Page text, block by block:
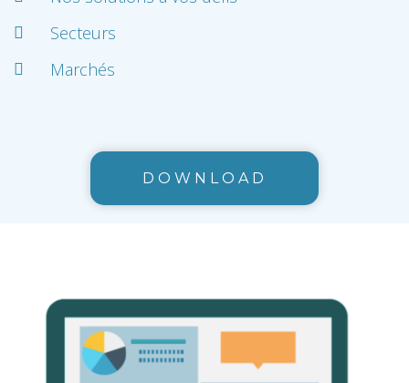
Secteurs
Marchés
DOWNLOAD